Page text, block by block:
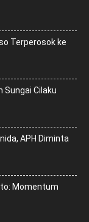
Terperosok ke
Sungai Cilaku
APH Diminta
Momentum